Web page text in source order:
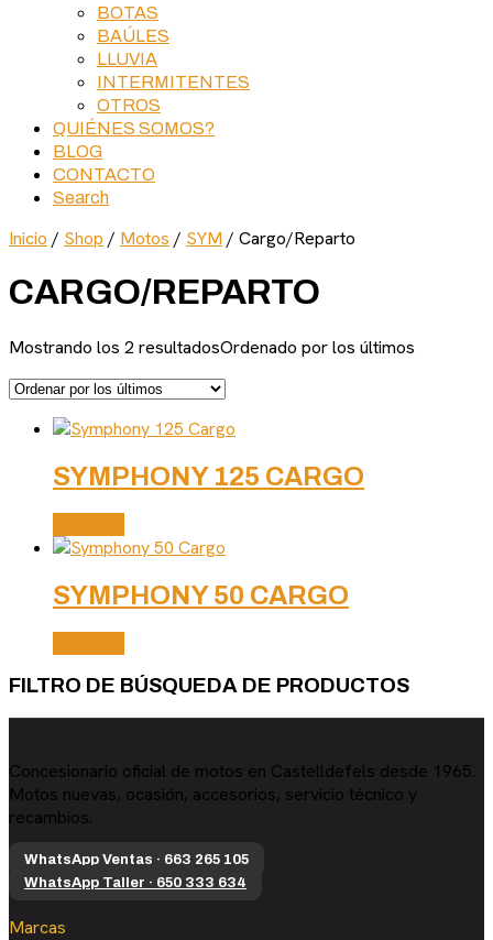
BOTAS
BAÚLES
LLUVIA
INTERMITENTES
OTROS
QUIÉNES SOMOS?
BLOG
CONTACTO
Search
Inicio / Shop / Motos / SYM / Cargo/Reparto
CARGO/REPARTO
Mostrando los 2 resultadosOrdenado por los últimos
SYMPHONY 125 CARGO
SYMPHONY 50 CARGO
FILTRO DE BÚSQUEDA DE PRODUCTOS
Concesionario oficial de motos en Castelldefels desde 1965.
Motos nuevas, ocasión, accesorios, servicio técnico y
recambios.
WhatsApp Ventas · 663 265 105
WhatsApp Taller · 650 333 634
Marcas